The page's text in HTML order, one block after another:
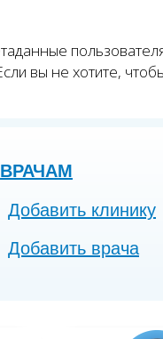
вы не хотите,
ВРАЧАМ
Добавить клинику
Добавить врача